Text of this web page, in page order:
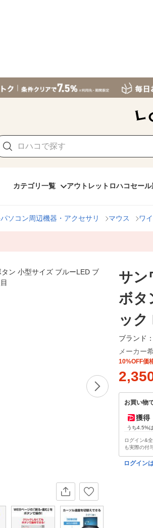
カテゴリ一覧 アウトレット ロハコセール
パソコン周辺機器・アクセサリ マウス ワ
サン
ボタ
ック
ブランド：
メーカー
10%OFF価
お買い物
獲得
うち4.5%は
ログイン&
も実際の付
ログイン